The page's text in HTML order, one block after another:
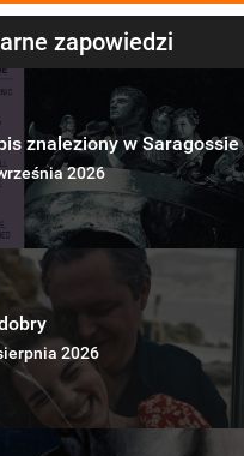
zapowiedzi
znaleziony w Saragossie
2026
2026